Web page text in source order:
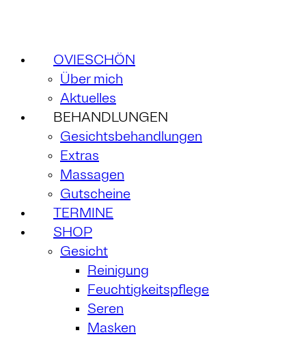
OVIESCHÖN
Über mich
Aktuelles
BEHANDLUNGEN
Gesichtsbehandlungen
Extras
Massagen
Gutscheine
TERMINE
SHOP
Gesicht
Reinigung
Feuchtigkeitspflege
Seren
Masken